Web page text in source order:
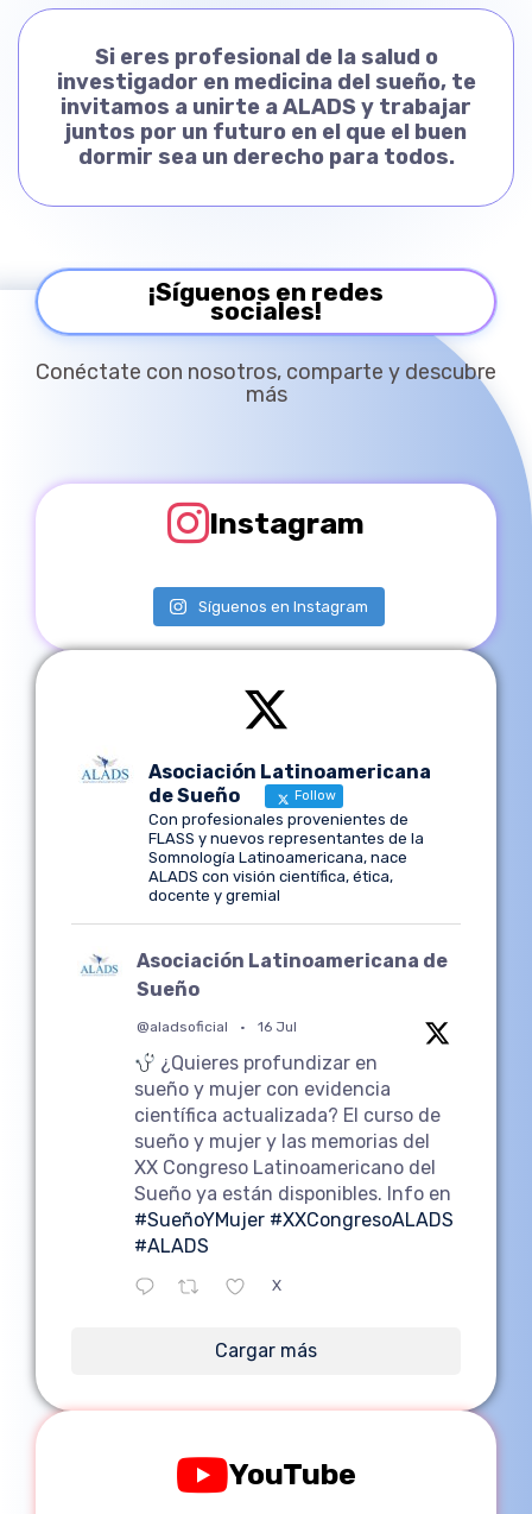
Si eres profesional de la salud o
investigador en medicina del sueño, te
invitamos a unirte a ALADS y trabajar
juntos por un futuro en el que el buen
dormir sea un derecho para todos.
¡Síguenos en redes
sociales!
Conéctate con nosotros, comparte y descubre
más
Instagram
Síguenos en Instagram
Asociación Latinoamericana
de Sueño
Follow
Con profesionales provenientes de
FLASS y nuevos representantes de la
Somnología Latinoamericana, nace
ALADS con visión científica, ética,
docente y gremial
Asociación Latinoamericana de
Sueño
@aladsoficial · 16 Jul
¿Quieres profundizar en
sueño y mujer con evidencia
científica actualizada? El curso de
sueño y mujer y las memorias del
XX Congreso Latinoamericano del
Sueño ya están disponibles. Info en
#SueñoYMujer #XXCongresoALADS
#ALADS
X
Cargar más
YouTube